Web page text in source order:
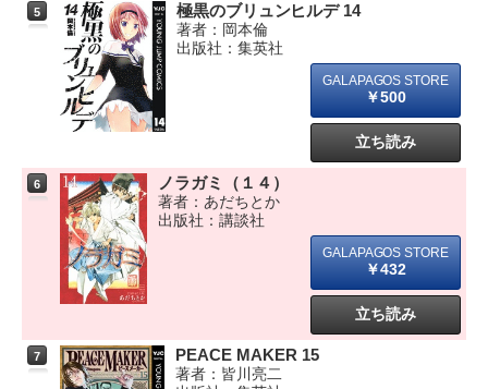
5 極黒のブリュンヒルデ 14
著者：岡本倫
出版社：集英社
￥500
立ち読み
6 ノラガミ（１４）
著者：あだちとか
出版社：講談社
￥432
立ち読み
7 PEACE MAKER 15
著者：皆川亮二